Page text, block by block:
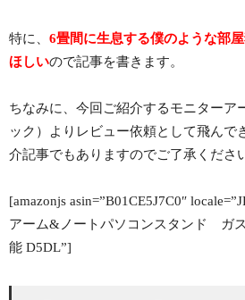
特に、 6畳間に生息する僕のような部
ほしいので記事を書きます。
ちなみに、今回ご紹介するモニターア
ック）よりレビュー依頼として飛んで
介記事でもありますのでご了承くださ
[amazonjs asin=”B01CE5J7C0″
アーム&ノートパソコンスタンド ガ
能 D5DL”]